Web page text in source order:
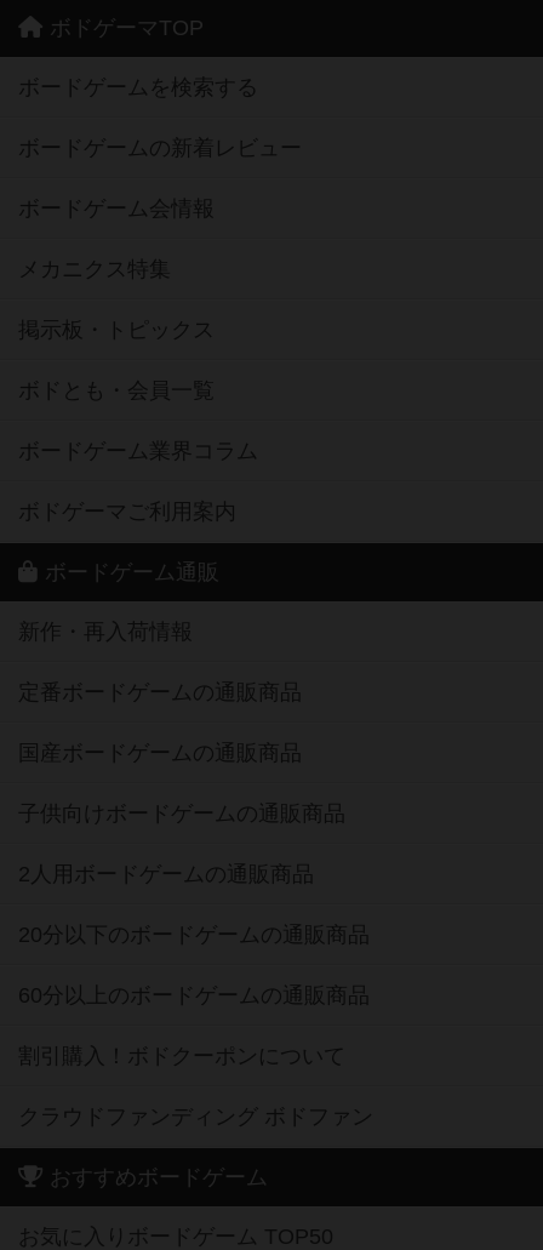
ボドゲーマTOP
ボードゲームを検索する
ボードゲームの新着レビュー
ボードゲーム会情報
メカニクス特集
掲示板・トピックス
ボドとも・会員一覧
ボードゲーム業界コラム
ボドゲーマご利用案内
ボードゲーム通販
新作・再入荷情報
定番ボードゲームの通販商品
国産ボードゲームの通販商品
子供向けボードゲームの通販商品
2人用ボードゲームの通販商品
20分以下のボードゲームの通販商品
60分以上のボードゲームの通販商品
割引購入！ボドクーポンについて
クラウドファンディング ボドファン
おすすめボードゲーム
お気に入りボードゲーム TOP50